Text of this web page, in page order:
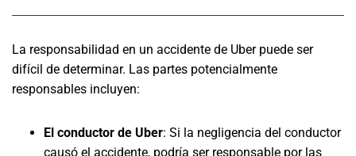
La responsabilidad en un accidente de Uber puede ser
difícil de determinar. Las partes potencialmente
responsables incluyen:
El conductor de Uber: Si la negligencia del conductor
causó el accidente, podría ser responsable por las